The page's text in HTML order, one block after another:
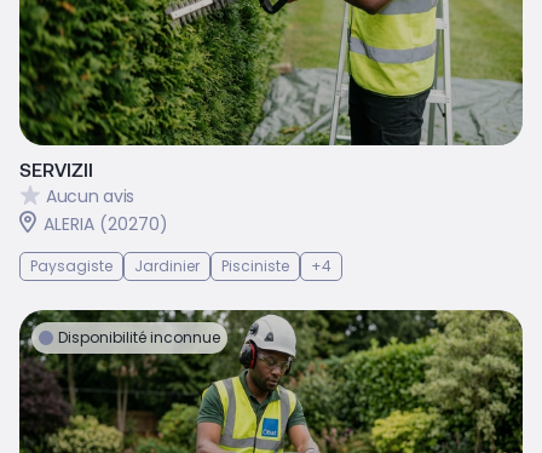
SERVIZII
Aucun avis
ALERIA (20270)
Paysagiste Jardinier Pisciniste +4
Disponibilité inconnue